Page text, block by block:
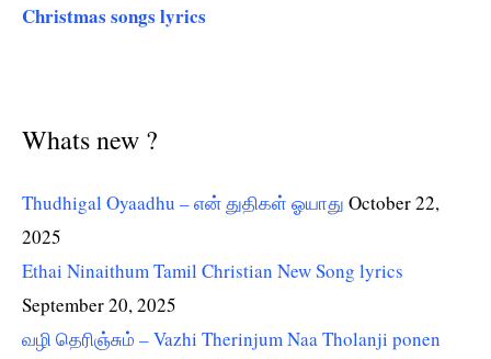
Christmas songs lyrics
Whats new ?
Thudhigal Oyaadhu – என் துதிகள் ஓயாது October 22,
2025
Ethai Ninaithum Tamil Christian New Song lyrics
September 20, 2025
வழி தெரிஞ்சும் – Vazhi Therinjum Naa Tholanji ponen